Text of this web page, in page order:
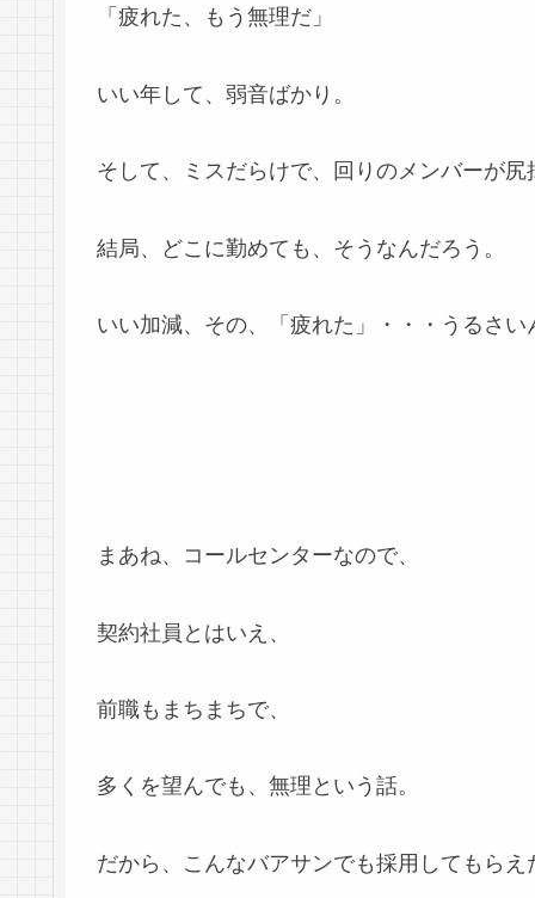
「疲れた、もう無理だ」
いい年して、弱音ばかり。
そして、ミスだらけで、回りのメンバーが尻
結局、どこに勤めても、そうなんだろう。
いい加減、その、「疲れた」・・・うるさい
まあね、コールセンターなので、
契約社員とはいえ、
前職もまちまちで、
多くを望んでも、無理という話。
だから、こんなバアサンでも採用してもらえ